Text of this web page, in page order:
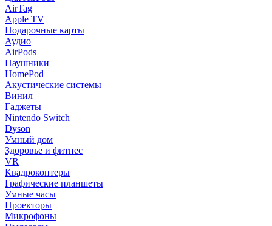
AirTag
Apple TV
Подарочные карты
Аудио
AirPods
Наушники
HomePod
Акустические системы
Винил
Гаджеты
Nintendo Switch
Dyson
Умный дом
Здоровье и фитнес
VR
Квадрокоптеры
Графические планшеты
Умные часы
Проекторы
Микрофоны